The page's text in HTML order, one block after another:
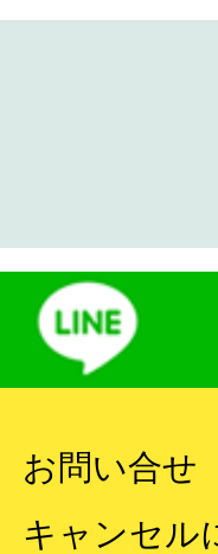
お問い合せ
キャンセル